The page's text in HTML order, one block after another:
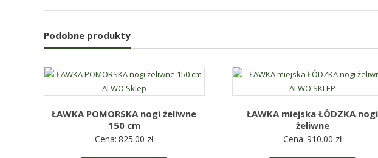
Podobne produkty
ŁAWKA POMORSKA nogi żeliwne
150 cm
Cena: 825.00 zł
ŁAWKA miejska ŁÓDZKA nogi
żeliwne
Cena: 910.00 zł